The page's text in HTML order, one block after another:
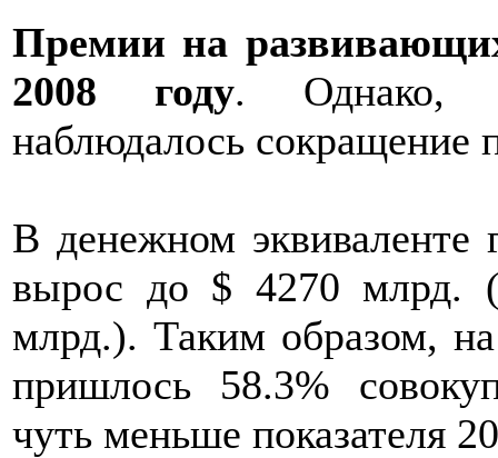
Премии на
2008 году. Однако, в
наблюдалось сокращение
В денежном эквиваленте
вырос до $ 4270 млрд.
млрд.). Таким образом,
пришлось 58.3%
чуть меньше показателя